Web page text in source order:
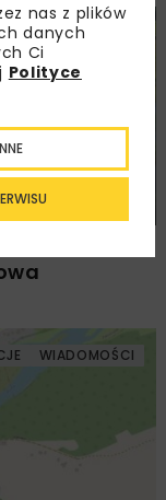
WIADOMOŚCI
WIADOMOŚCI
nas z plików
danych
Ci
Polityce